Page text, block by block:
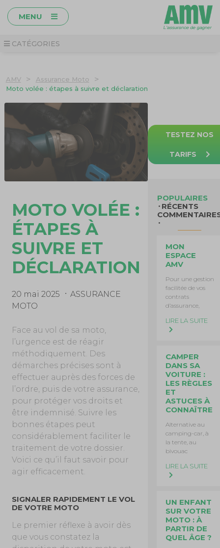
MENU
CATÉGORIES
AMV > Assurance Moto >
Moto volée : étapes à suivre et déclaration
MOTO VOLÉE :
ÉTAPES À
SUIVRE ET
DÉCLARATION
20 mai 2025
ASSURANCE
MOTO
Face au vol de sa moto,
l’urgence est de réagir
méthodiquement. Des
démarches précises sont à
effectuer auprès des forces de
l’ordre, puis de votre assurance,
pour protéger vos droits et
être indemnisé. Suivre les
bonnes étapes peut
considérablement faciliter le
traitement de votre dossier.
Voici ce qu’il faut savoir pour
agir efficacement.
SIGNALER RAPIDEMENT LE VOL
DE VOTRE MOTO
Le premier réflexe à avoir dès
que vous constatez la
TESTEZ NOS
TARIFS
POPULAIRES
RÉCENTS
MON
ESPACE
AMV
Pour une gestion
facilitée de vos
contrats
d’assurance,
LIRE LA SUITE
CAMPER
DANS SA
VOITURE :
LES RÈGLES
ET
ASTUCES À
CONNAÎTRE
Alternative au
camping-car, à
la tente, au
bivouac
LIRE LA SUITE
UN ENFANT
SUR VOTRE
MOTO : À
PARTIR DE
QUEL ÂGE ?